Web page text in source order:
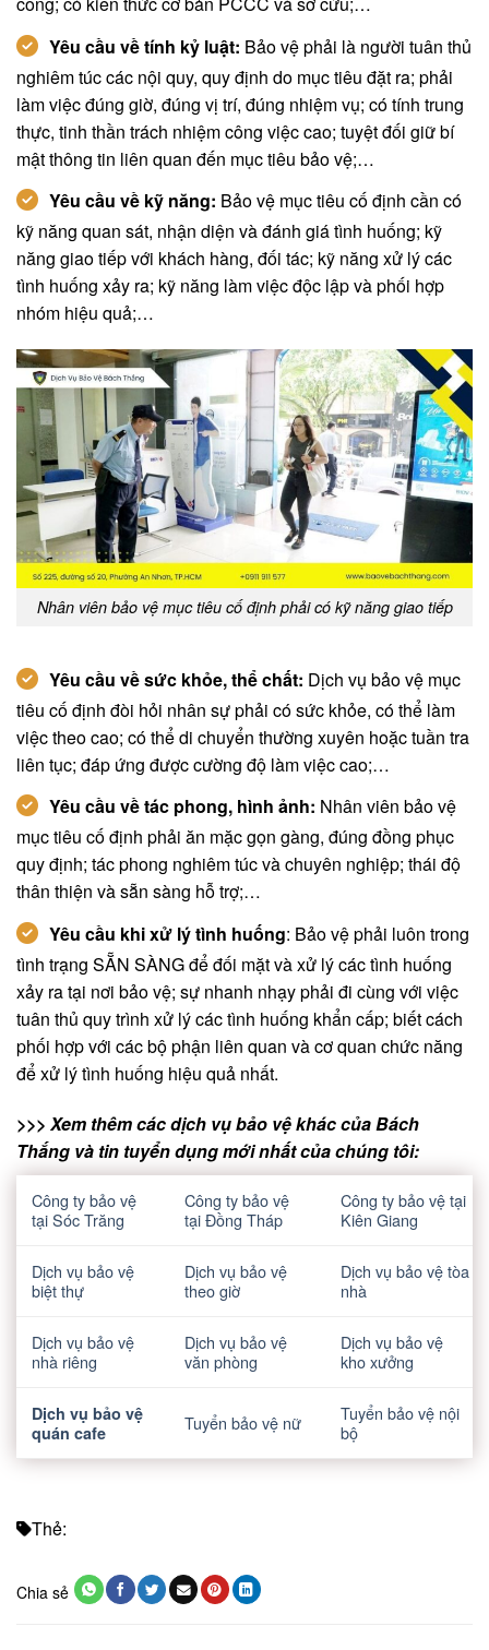
Yêu cầu về tính kỷ luật: Bảo vệ phải là người tuân thủ
nghiêm túc các nội quy, quy định do mục tiêu đặt ra; phải
làm việc đúng giờ, đúng vị trí, đúng nhiệm vụ; có tính trung
thực, tinh thần trách nhiệm công việc cao; tuyệt đối giữ bí
mật thông tin liên quan đến mục tiêu bảo vệ;…
Yêu cầu về kỹ năng: Bảo vệ mục tiêu cố định cần có
kỹ năng quan sát, nhận diện và đánh giá tình huống; kỹ
năng giao tiếp với khách hàng, đối tác; kỹ năng xử lý các
tình huống xảy ra; kỹ năng làm việc độc lập và phối hợp
nhóm hiệu quả;…
Nhân viên bảo vệ mục tiêu cố định phải có kỹ năng giao tiếp
Yêu cầu về sức khỏe, thể chất: Dịch vụ bảo vệ mục
tiêu cố định đòi hỏi nhân sự phải có sức khỏe, có thể làm
việc theo cao; có thể di chuyển thường xuyên hoặc tuần tra
liên tục; đáp ứng được cường độ làm việc cao;…
Yêu cầu về tác phong, hình ảnh: Nhân viên bảo vệ
mục tiêu cố định phải ăn mặc gọn gàng, đúng đồng phục
quy định; tác phong nghiêm túc và chuyên nghiệp; thái độ
thân thiện và sẵn sàng hỗ trợ;…
Yêu cầu khi xử lý tình huống: Bảo vệ phải luôn trong
tình trạng SẴN SÀNG để đối mặt và xử lý các tình huống
xảy ra tại nơi bảo vệ; sự nhanh nhạy phải đi cùng với việc
tuân thủ quy trình xử lý các tình huống khẩn cấp; biết cách
phối hợp với các bộ phận liên quan và cơ quan chức năng
để xử lý tình huống hiệu quả nhất.
>>> Xem thêm các dịch vụ bảo vệ khác của Bách
Thắng và tin tuyển dụng mới nhất của chúng tôi:
Công ty bảo vệ
tại Sóc Trăng
Công ty bảo vệ
tại Đồng Tháp
Công ty bảo vệ tại
Kiên Giang
Dịch vụ bảo vệ
biệt thự
Dịch vụ bảo vệ
theo giờ
Dịch vụ bảo vệ tòa
nhà
Dịch vụ bảo vệ
nhà riêng
Dịch vụ bảo vệ
văn phòng
Dịch vụ bảo vệ
kho xưởng
Dịch vụ bảo vệ
quán cafe
Tuyển bảo vệ nữ
Tuyển bảo vệ nội
bộ
Thẻ:
Chia sẻ